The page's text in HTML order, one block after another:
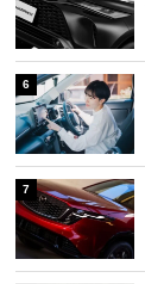
6
7